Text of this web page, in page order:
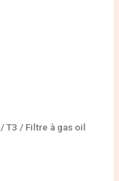
T3 / Filtre à gas oil